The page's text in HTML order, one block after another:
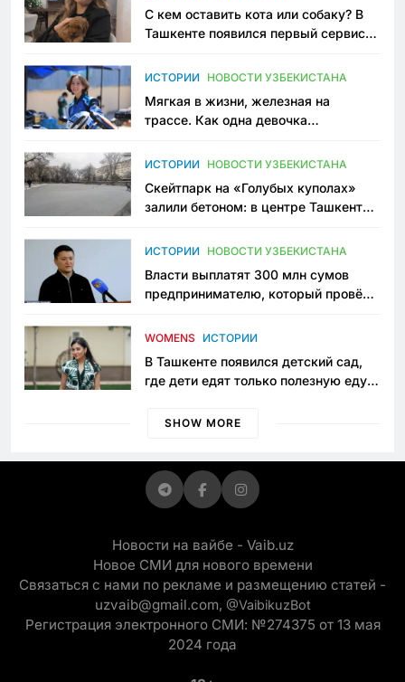
С кем оставить кота или собаку? В
Ташкенте появился первый сервис
ИСТОРИИ НОВОСТИ УЗБЕКИСТАНА
Мягкая в жизни, железная на
трассе. Как одна девочка
Узбекистане
ИСТОРИИ НОВОСТИ УЗБЕКИСТАНА
Скейтпарк на «Голубых куполах»
залили бетоном: в центре Ташкента
пространство
ИСТОРИИ НОВОСТИ УЗБЕКИСТАНА
Власти выплатят 300 млн сумов
предпринимателю, который провёл
приговору
WOMENS ИСТОРИИ
В Ташкенте появился детский сад,
где дети едят только полезную еду.
просить «кашу без сахара»
SHOW MORE
Новости на вайбе - Vaib.uz
Новое СМИ для нового времени
Связаться с нами по рекламе и размещению статей -
uzvaib@gmail.com, @VaibikuzBot
Регистрация электронного СМИ: №274375 от 13 мая
2024 года